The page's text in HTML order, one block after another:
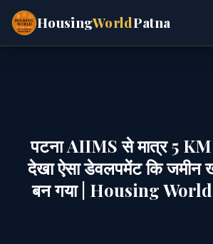
HousingWorldPatna
पटना AIIMS से मात्र 5 KM
देखा ऐसा डेवलपमेंट कि जमीन
बन गया | Housing